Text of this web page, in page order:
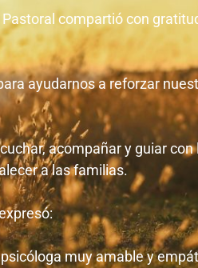
compartió con
ayudarnos a reforzar
acompañar y guiar
a las familias.
muy amable y